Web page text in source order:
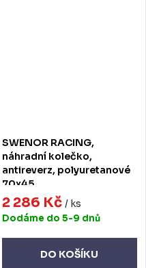
SWENOR RACING,
náhradní kolečko,
antireverz, polyuretanové
70x45
2 286 Kč / ks
Dodáme do 5-9 dnů
DO KOŠÍKU